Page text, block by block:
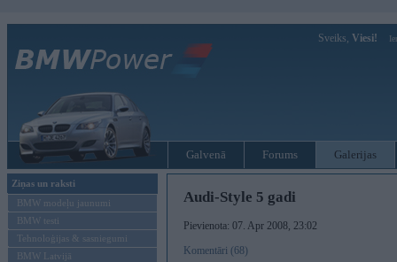
Sveiks, Viesi!
Galvenā Forums Galerijas
Ziņas un raksti
BMW modeļu jaunumi
BMW testi
Tehnoloģijas & sasniegumi
BMW Latvijā
Audi-Style 5 gadi
Pievienota: 07. Apr 2008, 23:02
Komentāri (68)